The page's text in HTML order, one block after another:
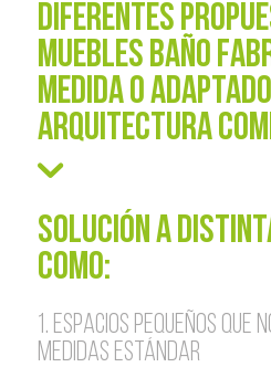
DIFERENTES
MUEBLES BAÑO
MEDIDA O
ARQUITECTURA
SOLUCIÓN A
COMO:
1. ESPACIOS PEQUEÑOS QUE
MEDIDAS ESTÁNDAR